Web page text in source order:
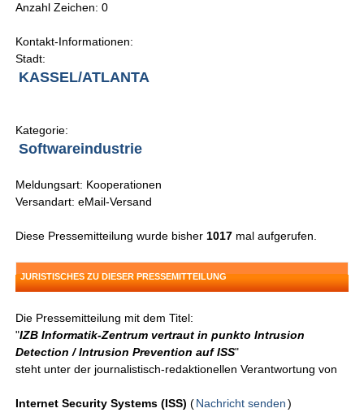
Anzahl Zeichen: 0
Kontakt-Informationen:
Stadt:
KASSEL/ATLANTA
Kategorie:
Softwareindustrie
Meldungsart: Kooperationen
Versandart: eMail-Versand
Diese Pressemitteilung wurde bisher 1017 mal aufgerufen.
JURISTISCHES ZU DIESER PRESSEMITTEILUNG
Die Pressemitteilung mit dem Titel:
"IZB Informatik-Zentrum vertraut in punkto Intrusion
Detection / Intrusion Prevention auf ISS"
steht unter der journalistisch-redaktionellen Verantwortung von
Internet Security Systems (ISS) (Nachricht senden )